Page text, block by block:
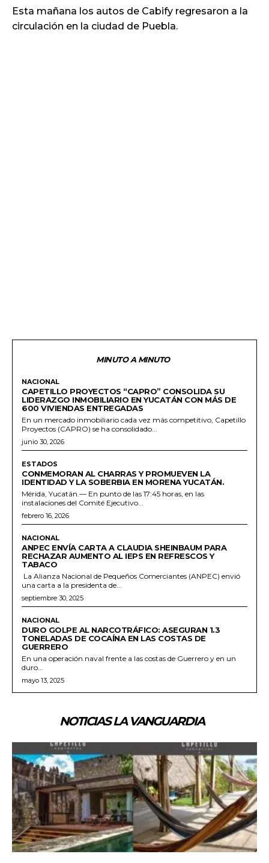
Esta mañana los autos de Cabify regresaron a la
circulación en la ciudad de Puebla.
MINUTO A MINUTO
NACIONAL
CAPETILLO PROYECTOS “CAPRO” CONSOLIDA SU
LIDERAZGO INMOBILIARIO EN YUCATÁN CON MÁS DE
600 VIVIENDAS ENTREGADAS
En un mercado inmobiliario cada vez más competitivo, Capetillo
Proyectos (CAPRO) se ha consolidado...
junio 30, 2026
ESTADOS
CONMEMORAN AL CHARRAS Y PROMUEVEN LA
IDENTIDAD Y LA SOBERBIA EN MORENA YUCATÁN.
Mérida, Yucatán.— En punto de las 17:45 horas, en las
instalaciones del Comité Ejecutivo...
febrero 16, 2026
NACIONAL
ANPEC ENVÍA CARTA A CLAUDIA SHEINBAUM PARA
RECHAZAR AUMENTO AL IEPS EN REFRESCOS Y
TABACO
La Alianza Nacional de Pequeños Comerciantes (ANPEC) envió
una carta a la presidenta de...
septiembre 30, 2025
NACIONAL
DURO GOLPE AL NARCOTRÁFICO: ASEGURAN 1.3
TONELADAS DE COCAÍNA EN LAS COSTAS DE
GUERRERO
En una operación naval frente a las costas de Guerrero y en un
duro...
mayo 13, 2025
NOTICIAS LA VANGUARDIA